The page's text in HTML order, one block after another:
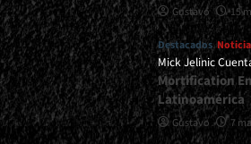
Gustavo 15
Destacados
Mick Jelinic
Mortification
Latinoamérica
Gustavo 7